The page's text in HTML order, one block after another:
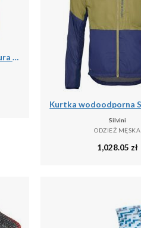
Kurtka rowerowa męska Endura Xtract II hi-viz
Silvini
ODZIEŻ MĘSKA
1,028.05 zł